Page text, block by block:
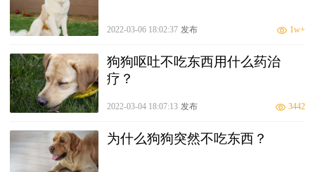
2022-03-06 18:02:37 发布 1w+
狗狗呕吐不吃东西用什么药治
疗？
2022-03-04 18:07:13 发布 3442
为什么狗狗突然不吃东西？